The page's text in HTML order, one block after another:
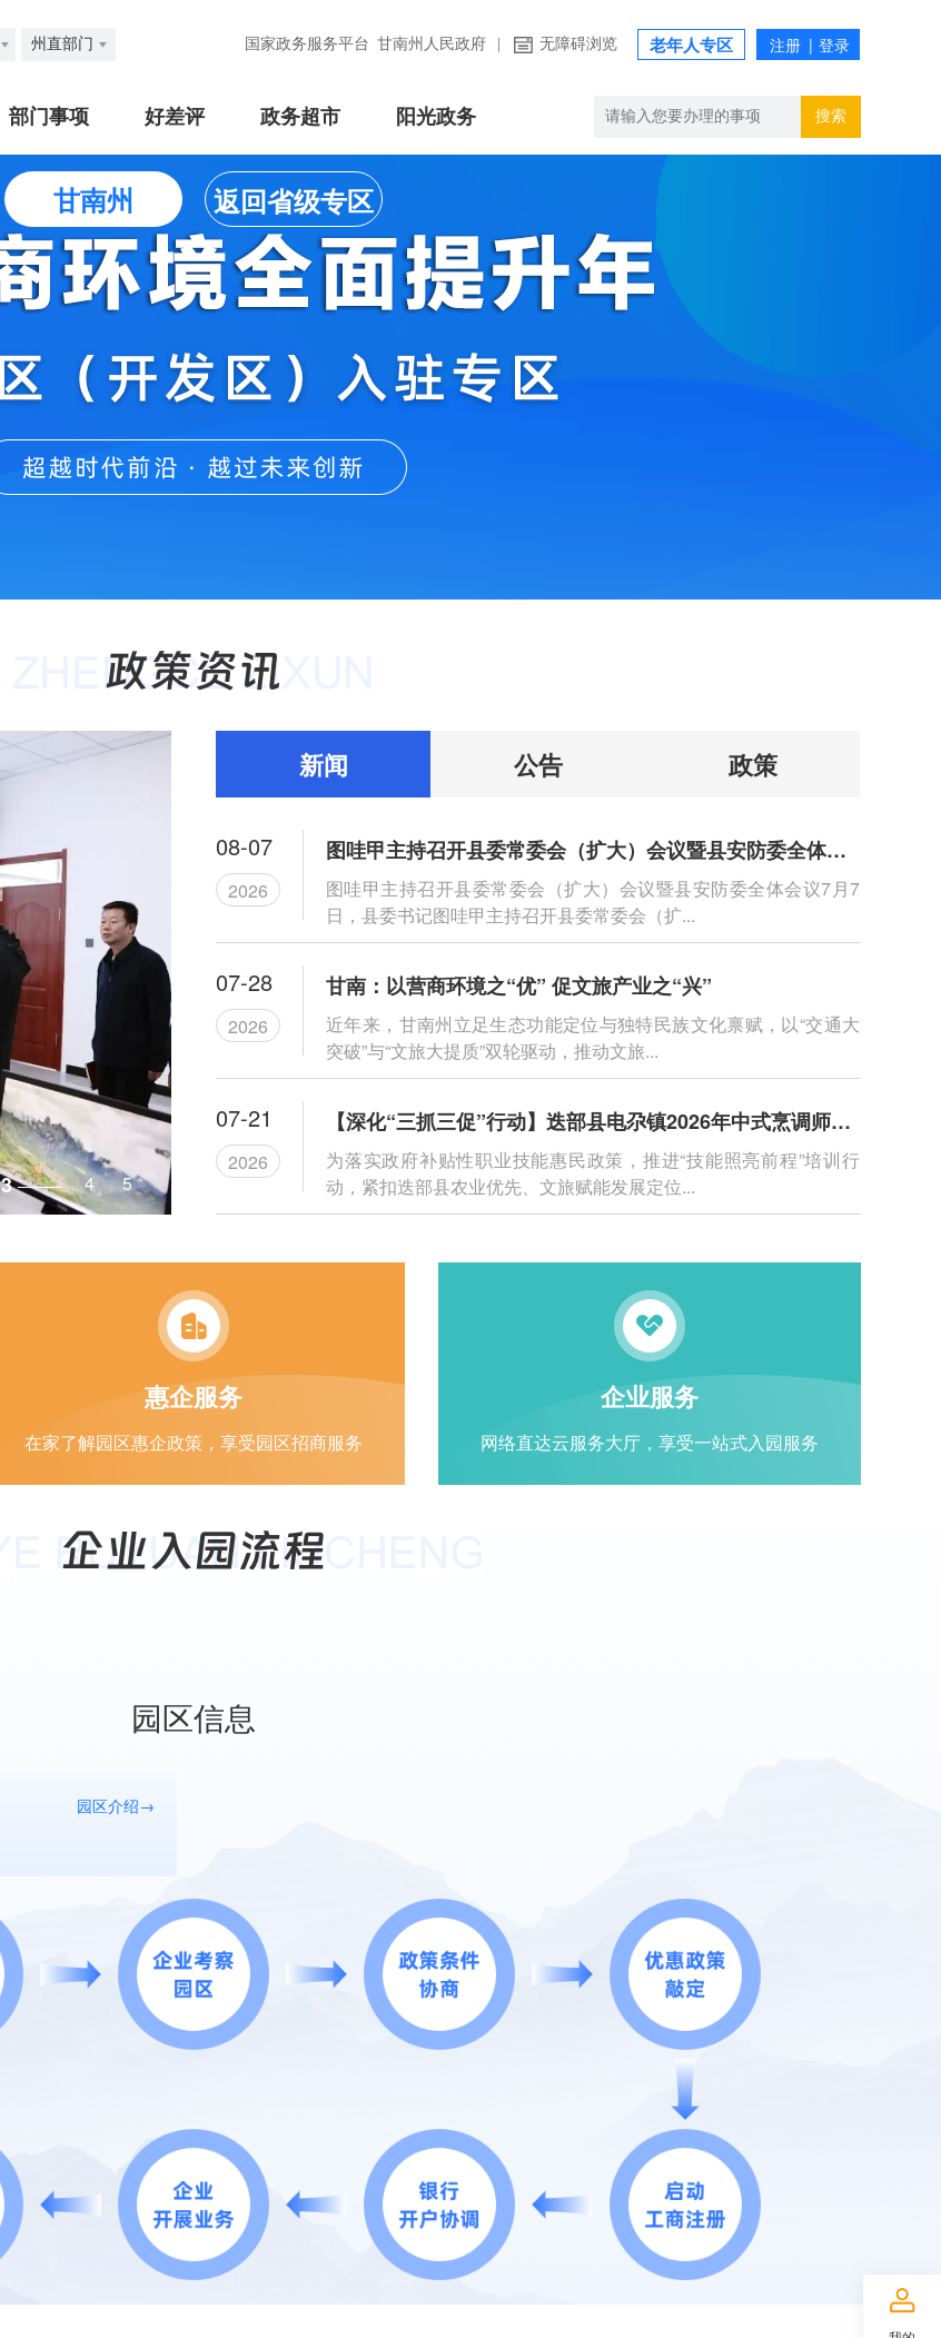
州直部门 国家政务服务平台 甘南州人民政府 无障碍浏览 老年人专区
部门事项 好差评 政务超市 阳光政务 搜索
甘南州 返回省级专区
3 4 5
新闻 公告 政策
08-07
2026
图哇甲主持召开县委常委会（扩大）会议暨县安防委全体会议
图哇甲主持召开县委常委会（扩大）会议暨县安防委全体会议7月7
日，县委书记图哇甲主持召开县委常委会（扩...
07-28
2026
甘南：以营商环境之“优” 促文旅产业之“兴”
近年来，甘南州立足生态功能定位与独特民族文化禀赋，以“交通大
突破”与“文旅大提质”双轮驱动，推动文旅...
07-21
2026
【深化“三抓三促”行动】迭部县电尕镇2026年中式烹调师就业技能培训班在产业园开班
为落实政府补贴性职业技能惠民政策，推进“技能照亮前程”培训行
动，紧扣迭部县农业优先、文旅赋能发展定位...
惠企服务
在家了解园区惠企政策，享受园区招商服务
企业服务
网络直达云服务大厅，享受一站式入园服务
园区信息
园区介绍→